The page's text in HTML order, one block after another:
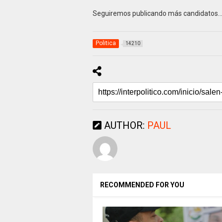
Seguiremos publicando más candidatos…
Politica 14210
AUTHOR: PAUL
RECOMMENDED FOR YOU